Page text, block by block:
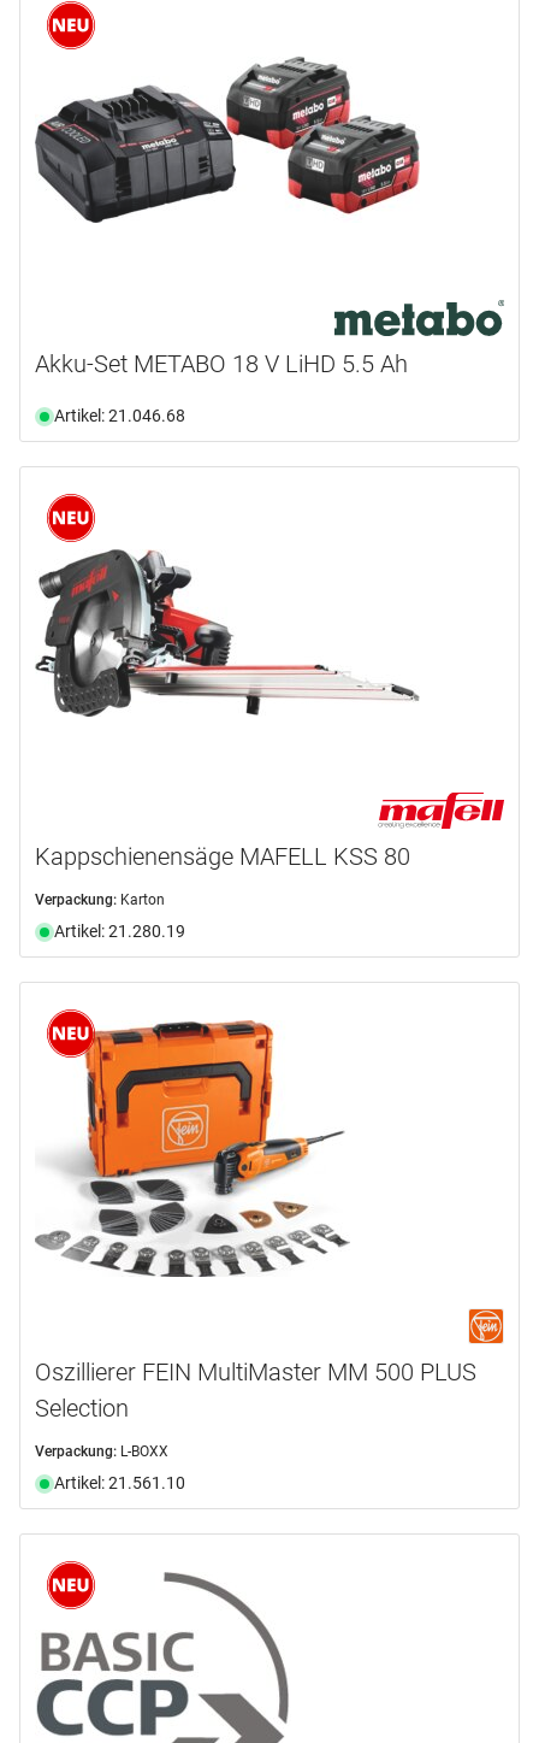
Akku-Set METABO 18 V LiHD 5.5 Ah
Artikel: 21.046.68
Kappschienensäge MAFELL KSS 80
Verpackung: Karton
Artikel: 21.280.19
Oszillierer FEIN MultiMaster MM 500 PLUS
Selection
Verpackung: L-BOXX
Artikel: 21.561.10